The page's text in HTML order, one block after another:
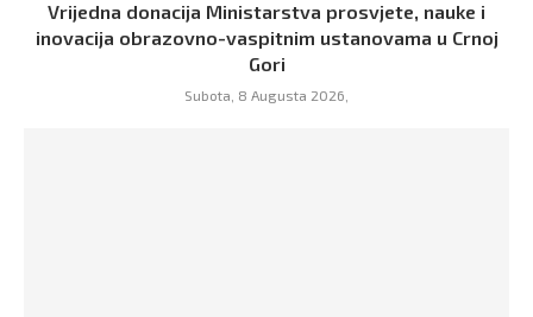
Vrijedna donacija Ministarstva prosvjete, nauke i
inovacija obrazovno-vaspitnim ustanovama u Crnoj
Gori
Subota, 8 Augusta 2026,